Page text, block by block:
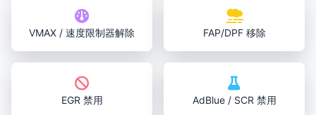
VMAX / 速度限制器解除 FAP/DPF 移除
EGR 禁用 AdBlue / SCR 禁用